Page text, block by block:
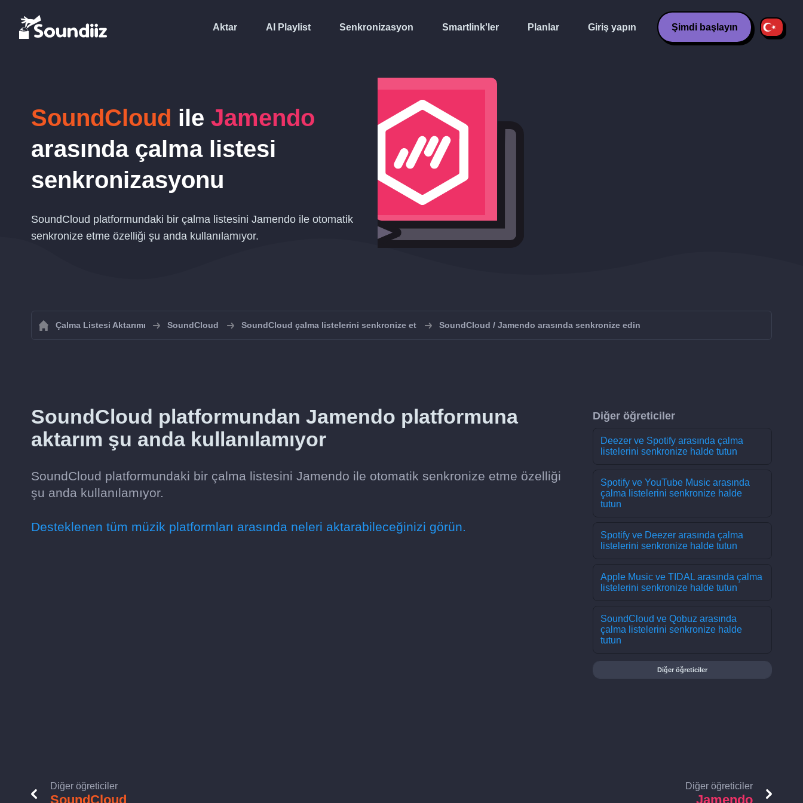
Aktar AI Playlist Senkronizasyon Smartlink'ler Planlar Giriş yapın Şimdi başlayın
SoundCloud ile Jamendo
arasında çalma listesi
senkronizasyonu
SoundCloud platformundaki bir çalma listesini Jamendo ile otomatik
senkronize etme özelliği şu anda kullanılamıyor.
Çalma Listesi Aktarımı SoundCloud SoundCloud çalma listelerini senkronize et SoundCloud / Jamendo arasında senkronize edin
SoundCloud platformundan Jamendo platformuna
aktarım şu anda kullanılamıyor
SoundCloud platformundaki bir çalma listesini Jamendo ile otomatik senkronize etme özelliği
şu anda kullanılamıyor.
Desteklenen tüm müzik platformları arasında neleri aktarabileceğinizi görün.
Diğer öğreticiler
Deezer ve Spotify arasında çalma
listelerini senkronize halde tutun
Spotify ve YouTube Music arasında
çalma listelerini senkronize halde
tutun
Spotify ve Deezer arasında çalma
listelerini senkronize halde tutun
Apple Music ve TIDAL arasında çalma
listelerini senkronize halde tutun
SoundCloud ve Qobuz arasında
çalma listelerini senkronize halde
tutun
Diğer öğreticiler
Diğer öğreticiler
SoundCloud
Diğer öğreticiler
Jamendo